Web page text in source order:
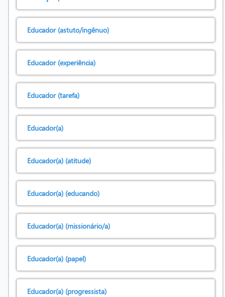
Educador (astuto/ingênuo)
Educador (experiência)
Educador (tarefa)
Educador(a)
Educador(a) (atitude)
Educador(a) (educando)
Educador(a) (missionário/a)
Educador(a) (papel)
Educador(a) (progressista)